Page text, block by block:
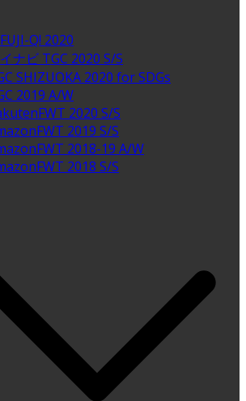
Q! 2020
ナビ TGC 2020 S/S
SHIZUOKA 2020 for SDGs
2019 A/W
2020 S/S
2019 S/S
2018-19 A/W
2018 S/S